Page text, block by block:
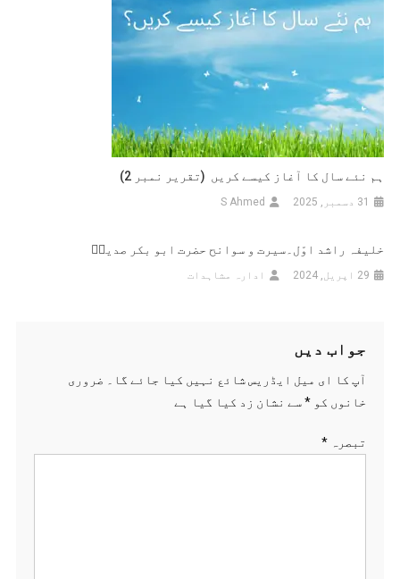
ہم نئے سال کا آغاز کیسے کریں (تقریر نمبر 2)
31 دسمبر, 2025 S Ahmed
خلیفہ راشد اوّل۔سیرت و سوانح حضرت ابو بکر صدیقؓ
29 اپریل, 2024 ادارہ مشاہدات
جواب دیں
آپ کا ای میل ایڈریس شائع نہیں کیا جائے گا۔
ضروری
خانوں کو *سے نشان زد کیا گیا ہے
تبصرہ *